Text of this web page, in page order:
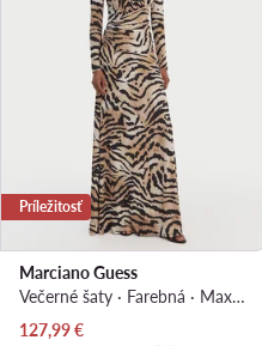
Príležitosť
Marciano Guess
Večerné šaty · Farebná · Maxi, Asymetrická
Aktuálna cena
127,99€